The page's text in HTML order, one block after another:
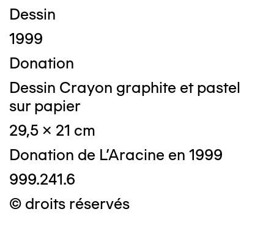
Dessin
1999
Donation
Dessin Crayon graphite et pastel
sur papier
29,5 x 21 cm
Donation de L'Aracine en 1999
999.241.6
© droits réservés